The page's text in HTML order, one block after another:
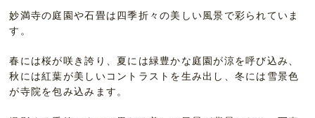
妙満寺の庭園や石畳は四季折々の美しい風景で彩られていま
す。
春には桜が咲き誇り、夏には緑豊かな庭園が涼を呼び込み、
秋には紅葉が美しいコントラストを生み出し、冬には雪景色
が寺院を包み込みます。